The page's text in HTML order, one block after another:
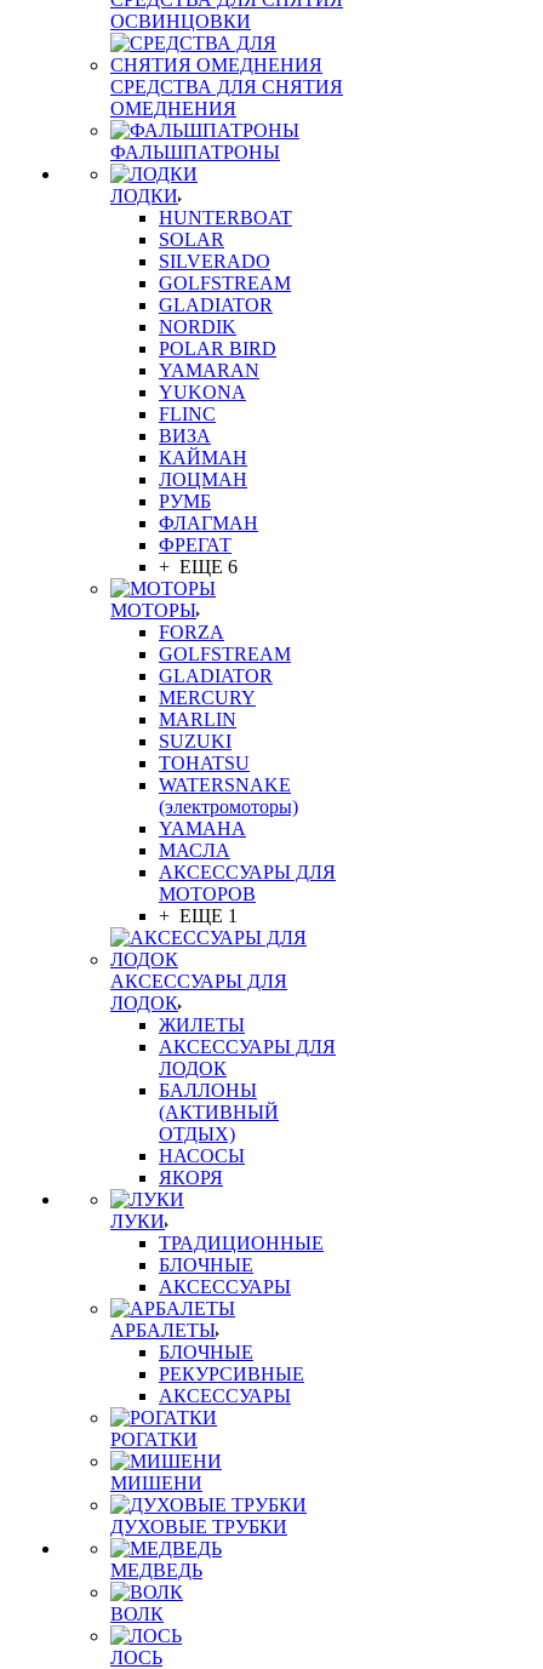
ОСВИНЦОВКИ
СРЕДСТВА ДЛЯ СНЯТИЯ
ОМЕДНЕНИЯ
ФАЛЬШПАТРОНЫ
ЛОДКИ
HUNTERBOAT
SOLAR
SILVERADO
GOLFSTREAM
GLADIATOR
NORDIK
POLAR BIRD
YAMARAN
YUKONA
FLINC
ВИЗА
КАЙМАН
ЛОЦМАН
РУМБ
ФЛАГМАН
ФРЕГАТ
+ ЕЩЕ 6
МОТОРЫ
FORZA
GOLFSTREAM
GLADIATOR
MERCURY
MARLIN
SUZUKI
TOHATSU
WATERSNAKE
(электромоторы)
YAMAHA
МАСЛА
АКСЕССУАРЫ ДЛЯ
МОТОРОВ
+ ЕЩЕ 1
АКСЕССУАРЫ ДЛЯ
ЛОДОК
ЖИЛЕТЫ
АКСЕССУАРЫ ДЛЯ
ЛОДОК
БАЛЛОНЫ
(АКТИВНЫЙ
ОТДЫХ)
НАСОСЫ
ЯКОРЯ
ЛУКИ
ТРАДИЦИОННЫЕ
БЛОЧНЫЕ
АКСЕССУАРЫ
АРБАЛЕТЫ
БЛОЧНЫЕ
РЕКУРСИВНЫЕ
АКСЕССУАРЫ
РОГАТКИ
МИШЕНИ
ДУХОВЫЕ ТРУБКИ
МЕДВЕДЬ
ВОЛК
ЛОСЬ